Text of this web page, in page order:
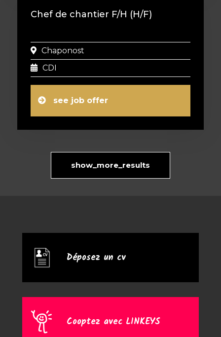
Chef de chantier F/H (H/F)
Chaponost
CDI
see job offer
show_more_results
Déposez un cv
Cooptez avec LINKEYS